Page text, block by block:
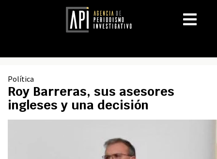
Política
Roy Barreras, sus asesores
ingleses y una decisión